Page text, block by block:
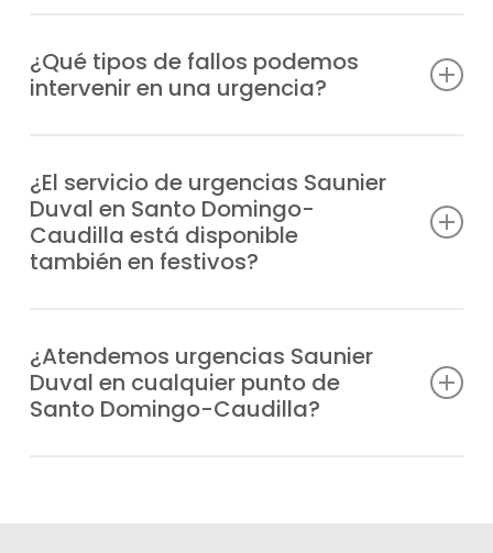
prioritaria fuera de horario habitual, el
servicio de urgencias tiene un recargo, que
¿Qué tipos de fallos podemos
intervenir en una urgencia?
encendido y fugas, hasta fallos en la
presión, bloqueos o errores de
funcionamiento en cualquier modelo
Saunier Duval.
¿El servicio de urgencias Saunier
Duval en Santo Domingo-
Caudilla está disponible
también en festivos?
del año, incluyendo fines de semana y
festivos, para que nunca te quedes sin
calefacción o agua caliente.
¿Atendemos urgencias Saunier
Duval en cualquier punto de
Santo Domingo-Caudilla?